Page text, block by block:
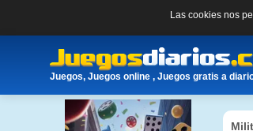
Las cookies nos
Juegos, Juegos online , Juegos gratis a